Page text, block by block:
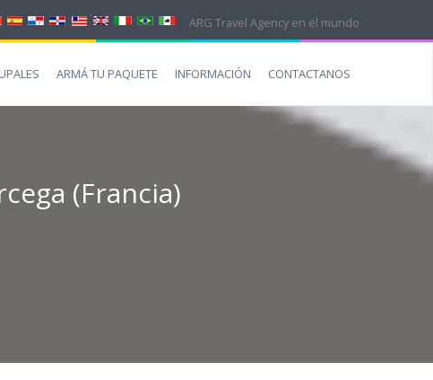
ARG Travel Agency en el mundo
ARMÁ TU PAQUETE INFORMACIÓN CONTACTANOS
(Francia)